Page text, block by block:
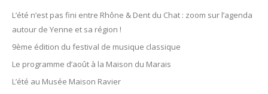
L’été n’est pas fini entre Rhône & Dent du Chat : zoom sur l’agenda
autour de Yenne et sa région !
9ème édition du festival de musique classique
Le programme d’août à la Maison du Marais
L’été au Musée Maison Ravier